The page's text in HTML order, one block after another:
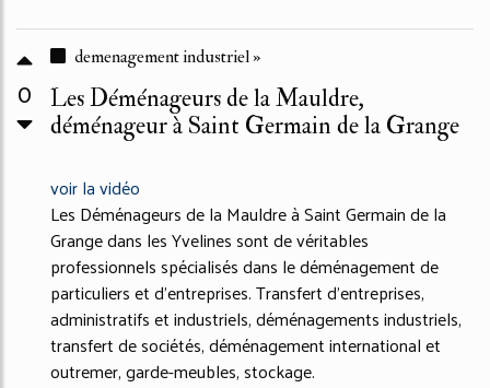
0
demenagement industriel »
Les Déménageurs de la Mauldre,
déménageur à Saint Germain de la Grange
voir la vidéo
Les Déménageurs de la Mauldre à Saint Germain de la
Grange dans les Yvelines sont de véritables
professionnels spécialisés dans le déménagement de
particuliers et d'entreprises. Transfert d'entreprises,
administratifs et industriels, déménagements industriels,
transfert de sociétés, déménagement international et
outremer, garde-meubles, stockage.